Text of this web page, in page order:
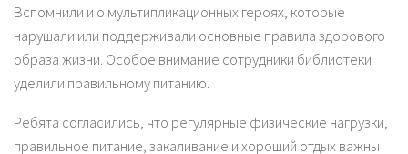
Вспомнили и о мультипликационных героях, которые
нарушали или поддерживали основные правила здорового
образа жизни. Особое внимание сотрудники библиотеки
уделили правильному питанию.
Ребята согласились, что регулярные физические нагрузки,
правильное питание, закаливание и хороший отдых важны